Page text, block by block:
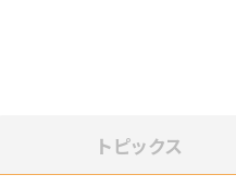
トピックス